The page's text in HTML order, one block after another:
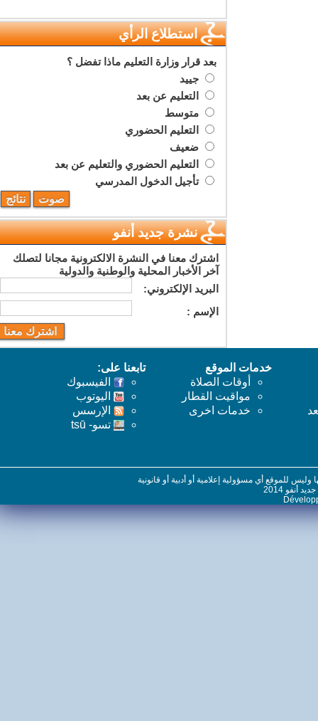
استطلاع الرأي
بعد قرار وزارة التعليم ماذا تفضل ؟
جييد
التعليم عن بعد
متوسط
التعليم الحضوري
ضعيف
التعليم الحضوري والتعليم عن بعد
تأجيل الدخول المدرسي
نشرة جديد أنفو
اشترك معنا في النشرة الالكترونية مجانا لتصلك
آخر الأخبار المحلية والوطنية والدولية
البريد اﻹلكتروني:
اﻹسم :
خدمات الموقع
أوقات الصلاة
مواقيت القطار
خدمات اخرى
تابعنا على:
الفيسبوك
اليوتوب
اﻹرسس
تسو- tsū
للموقع أي مسؤولية إعلامية أو أدبية أو قانونية
2014